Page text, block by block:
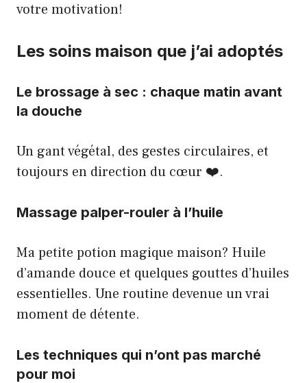
votre motivation!
Les soins maison que j’ai adoptés
Le brossage à sec : chaque matin avant
la douche
Un gant végétal, des gestes circulaires, et
toujours en direction du cœur ❤️.
Massage palper-rouler à l’huile
Ma petite potion magique maison? Huile
d’amande douce et quelques gouttes d’huiles
essentielles. Une routine devenue un vrai
moment de détente.
Les techniques qui n’ont pas marché
pour moi